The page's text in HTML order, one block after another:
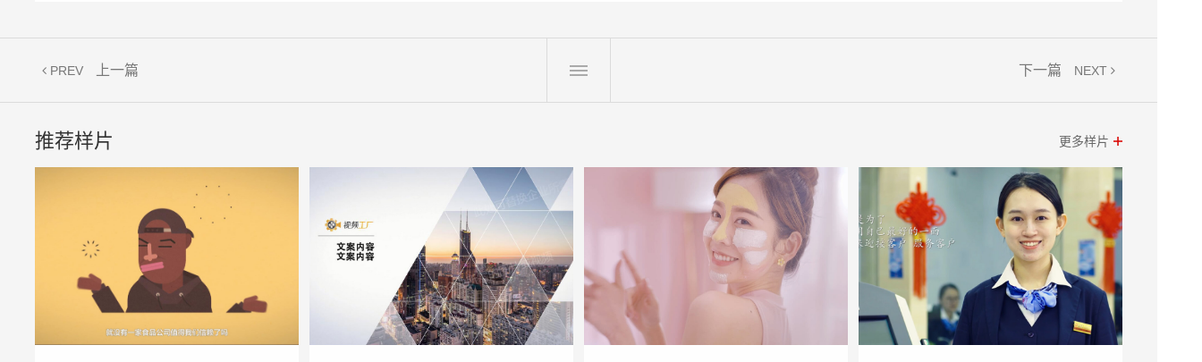
PREV 上一篇 NEXT
下一篇
推荐样片 更多样片